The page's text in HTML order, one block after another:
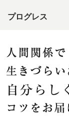
プログレス